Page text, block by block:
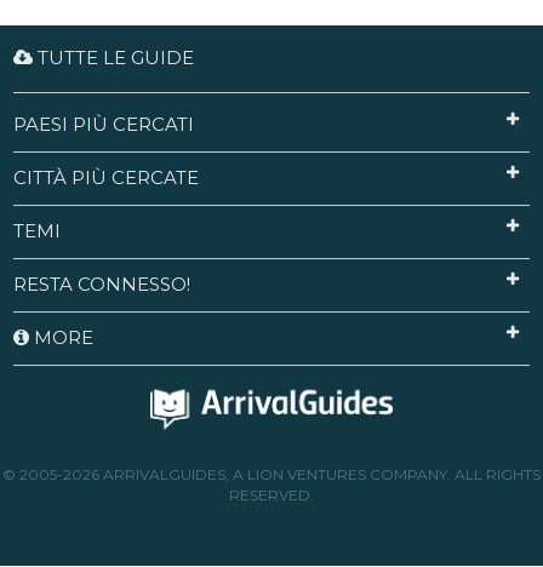
TUTTE LE GUIDE
PAESI PIÙ CERCATI
CITTÀ PIÙ CERCATE
TEMI
RESTA CONNESSO!
MORE
© 2005-2026 ARRIVALGUIDES, A LION VENTURES COMPANY. ALL RIGHTS
RESERVED.